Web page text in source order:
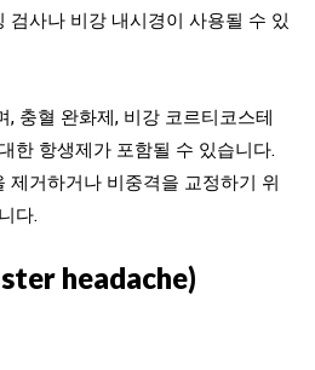
검사나 비강 내시경이 사용될 수 있
, 충혈 완화제, 비강 코르티코스테
한 항생제가 포함될 수 있습니다.
제거하거나 비중격을 교정하기 위
다.
headache)